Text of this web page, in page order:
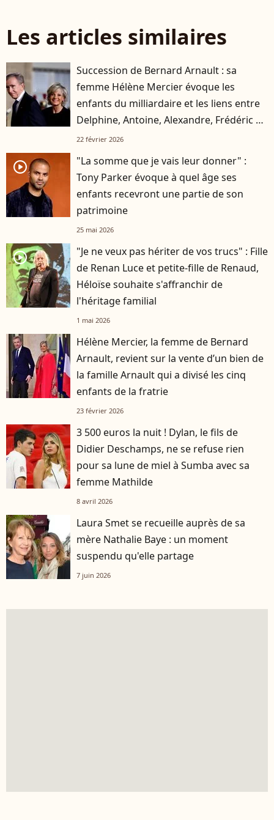
Les articles similaires
Succession de Bernard Arnault : sa
femme Hélène Mercier évoque les
enfants du milliardaire et les liens entre
Delphine, Antoine, Alexandre, Frédéric et
Jean
22 février 2026
player2
"La somme que je vais leur donner" :
Tony Parker évoque à quel âge ses
enfants recevront une partie de son
patrimoine
25 mai 2026
player2
"Je ne veux pas hériter de vos trucs" : Fille
de Renan Luce et petite-fille de Renaud,
Héloïse souhaite s'affranchir de
l'héritage familial
1 mai 2026
Hélène Mercier, la femme de Bernard
Arnault, revient sur la vente d’un bien de
la famille Arnault qui a divisé les cinq
enfants de la fratrie
23 février 2026
3 500 euros la nuit ! Dylan, le fils de
Didier Deschamps, ne se refuse rien
pour sa lune de miel à Sumba avec sa
femme Mathilde
8 avril 2026
Laura Smet se recueille auprès de sa
mère Nathalie Baye : un moment
suspendu qu'elle partage
7 juin 2026